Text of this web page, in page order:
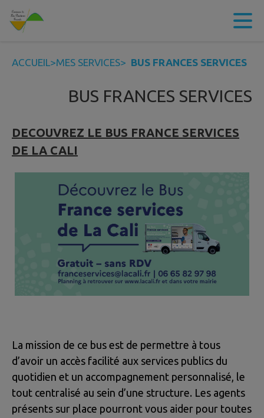
Contenu
ACCUEIL>MES SERVICES> BUS FRANCES SERVICES
BUS FRANCES SERVICES
DECOUVREZ LE BUS FRANCE SERVICES
DE LA CALI
La mission de ce bus est de permettre à tous
d’avoir un accès facilité aux services publics du
quotidien et un accompagnement personnalisé, le
tout centralisé au sein d’une structure. Les agents
présents sur place pourront vous aider pour toutes